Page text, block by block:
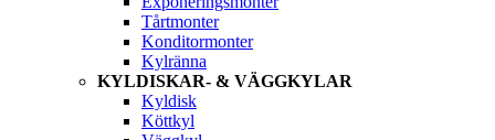
Tårtmonter
Konditormonter
Kylränna
KYLDISKAR- & VÄGGKYLAR
Kyldisk
Köttkyl